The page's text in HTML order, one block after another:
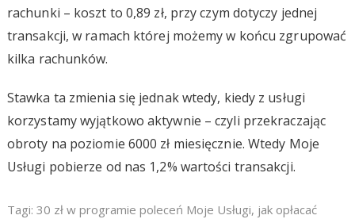
rachunki – koszt to 0,89 zł, przy czym dotyczy jednej
transakcji, w ramach której możemy w końcu zgrupować
kilka rachunków.
Stawka ta zmienia się jednak wtedy, kiedy z usługi
korzystamy wyjątkowo aktywnie – czyli przekraczając
obroty na poziomie 6000 zł miesięcznie. Wtedy Moje
Usługi pobierze od nas 1,2% wartości transakcji.
Tagi: 30 zł w programie poleceń Moje Usługi, jak opłacać